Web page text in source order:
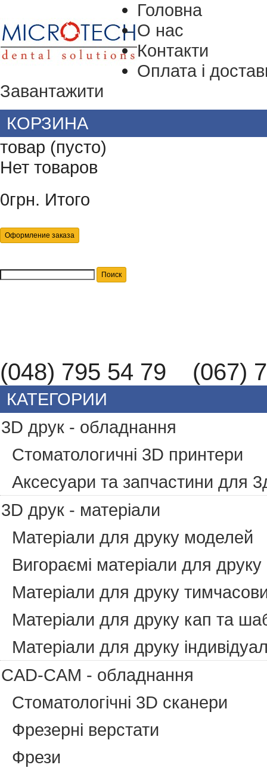
Головна
О нас
Контакти
Оплата і
Завантажити
КОРЗИНА
товар (пусто)
Нет товаров
0грн. Итого
Оформление заказа
(048) 795 54 79 (067)
КАТЕГОРИИ
3D друк - обладнання
Стоматологичні 3D принтери
Аксесуари та запчастини для
3D друк - матеріали
Матеріали для друку моделей
Вигораємі матеріали для друку
Матеріали для друку
Матеріали для друку кап та
Матеріали для друку
CAD-CAM - обладнання
Стоматологічні 3D сканери
Фрезерні верстати
Фрези